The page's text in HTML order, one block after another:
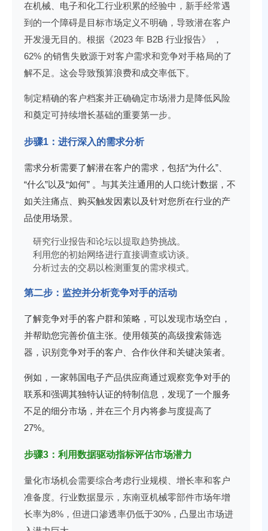
在机械、电子和化工行业积累的经验中，新手经常遇
到的一个障碍是目标市场定义不明确，导致潜在客户
开发漫无目的。根据 《2023 年 B2B 行业报告》
，
62% 的销售失败源于对客户需求和竞争对手格局的了
解不足。这会导致预算浪费和成交率低下。
制定精确的客户档案并正确确定市场潜力是降低风险
和奠定可持续增长基础的重要第一步。
步骤1：进行深入的需求分析
需求分析需要了解潜在客户的需求，包括“为什么”、
“什么”以及“如何” 。与其关注通用的人口统计数据，不
如关注痛点、购买触发因素以及针对您所在行业的产
品使用场景。
研究行业报告和论坛以提取趋势挑战。
利用您的初始网络进行直接调查或访谈。
分析过去的交易以检测重复的需求模式。
第二步：监控并分析竞争对手的活动
了解竞争对手的客户群和策略，可以发现市场空白，
并帮助您完善价值主张。使用领英的高级搜索筛选
器，识别竞争对手的客户、合作伙伴和关键决策者。
例如，一家韩国电子产品供应商通过观察竞争对手的
联系和强调其独特认证的特制信息，发现了一个服务
不足的细分市场，并在三个月内将参与度提高了
27%。
步骤3：利用数据驱动指标评估市场潜力
量化市场机会需要综合考虑行业规模、增长率和客户
准备度。行业数据显示，东南亚机械零部件市场年增
长率为8%，但进口渗透率仍低于30%，凸显出市场进